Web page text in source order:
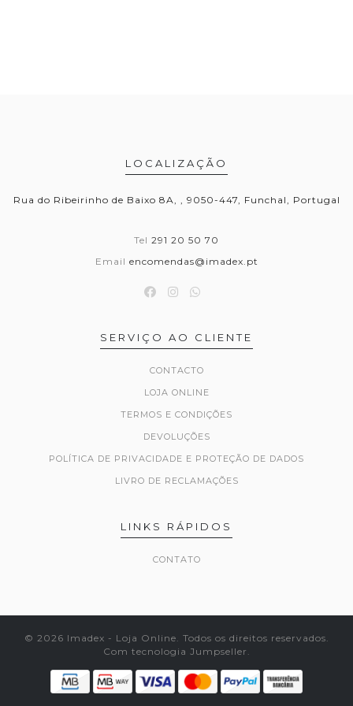
LOCALIZAÇÃO
Rua do Ribeirinho de Baixo 8A, , 9050-447, Funchal, Portugal
Tel 291 20 50 70
Email encomendas@imadex.pt
SERVIÇO AO CLIENTE
CONTACTO
LOJA ONLINE
TERMOS E CONDIÇÕES
DEVOLUÇÕES
POLÍTICA DE PRIVACIDADE E PROTEÇÃO DE DADOS
LIVRO DE RECLAMAÇÕES
LINKS RÁPIDOS
CONTATO
© 2026 Imadex - Loja Online. Todos os direitos reservados.
Com tecnologia Jumpseller